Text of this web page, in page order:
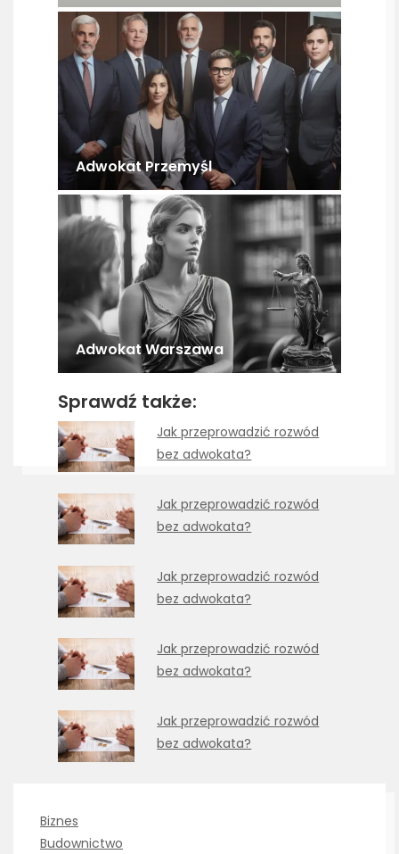
Adwokat Przemyśl
Adwokat Warszawa
Sprawdź także:
Jak przeprowadzić rozwód
bez adwokata?
Jak przeprowadzić rozwód
bez adwokata?
Jak przeprowadzić rozwód
bez adwokata?
Jak przeprowadzić rozwód
bez adwokata?
Jak przeprowadzić rozwód
bez adwokata?
Biznes
Budownictwo